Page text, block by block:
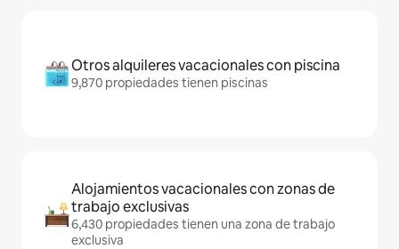
Otros alquileres vacacionales con piscina
9,870 propiedades tienen piscinas
Alojamientos vacacionales con zonas de
trabajo exclusivas
6,430 propiedades tienen una zona de trabajo
exclusiva